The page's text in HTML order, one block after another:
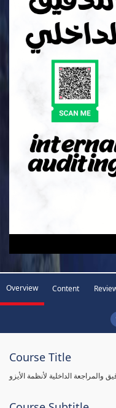
Video
Overview Content
Course Title
والمراجعة الداخلية لأنظمة الأيزو